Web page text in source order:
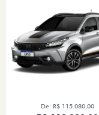
De: R$ 115.080,00